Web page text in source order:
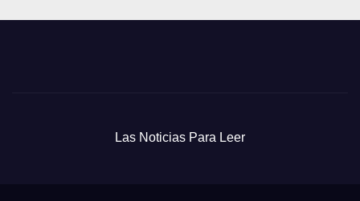
Las Noticias Para Leer